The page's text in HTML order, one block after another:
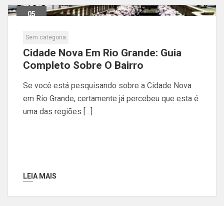
05
Sem categoria
Cidade Nova Em Rio Grande: Guia
Completo Sobre O Bairro
Se você está pesquisando sobre a Cidade Nova
em Rio Grande, certamente já percebeu que esta é
uma das regiões […]
LEIA MAIS